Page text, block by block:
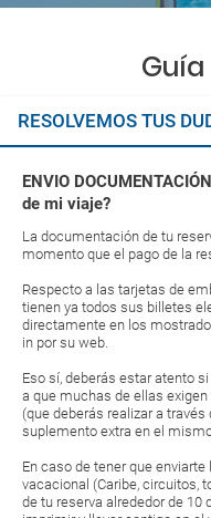
RESOLVEMOS TUS
ENVIO
de mi viaje?
La documentación de tu
momento que el pago de la
Respecto a las tarjetas de
tienen ya todos sus billetes
directamente en los
in por su web.
Eso sí, deberás estar atento
a que muchas de ellas
(que deberás realizar a
suplemento extra en el
En caso de tener que
vacacional (Caribe, circuitos,
de tu reserva alrededor de 10